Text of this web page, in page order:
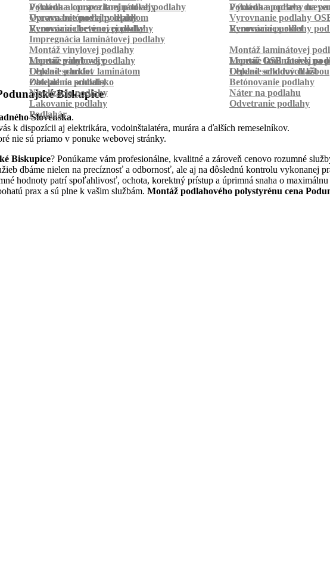
Pokládka kompozitnej podlahy Pokládka podlahy na
Výmena a oprava laminátovej podlahy Výmena a oprava
Oprava betónovej podlahy
Vyrovnanie podlahy lepidlom Vyrovnanie podlahy
Vyrovnanie betónovej podlahy Vyrovnanie podlahy
Renovácia drevenej podlahy Renovácia parkiet
Impregnácia laminátovej podlahy
Montáž vinylovej podlahy Montáž laminátovej
Montáž palubovky Montáž OSB dosiek na
Lepenie vinylovej podlahy Lepenie laminátovej
Lepenie parkiet Lepenie soklových líšt
Obklad schodov laminátom Obklad schodov dlažbou
Obklad na schodisko
Zateplenie podlahy Betónovanie podlahy
Nivelizácia podlahy Náter na podlahu
Lakovanie podlahy Odvetranie podlahy
Podlahár
Biskupice
Slovenska.
k dispozícii aj elektrikára, vodoinštalatéra, murára a ďalších remeselníkov.
nie sú priamo v ponuke webovej stránky.
Biskupice? Ponúkame vám profesionálne, kvalitné a zároveň cenovo rozumné
dbáme nielen na precíznosť a odbornosť, ale aj na dôslednú kontrolu vykonanej
hodnoty patrí spoľahlivosť, ochota, korektný prístup a úprimná snaha o
prax a sú plne k vašim službám. Montáž podlahového polystyrénu cena